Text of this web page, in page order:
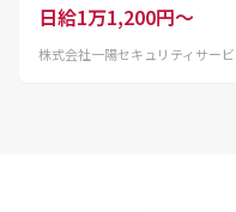
日給1万1,200円～
株式会社一陽セキュリティサービ